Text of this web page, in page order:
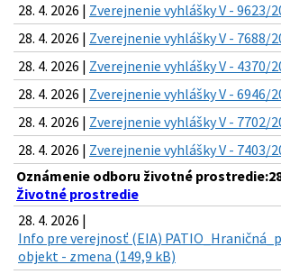
28. 4. 2026 | Zverejnenie vyhlášky V - 9623/
28. 4. 2026 | Zverejnenie vyhlášky V - 7688/
28. 4. 2026 | Zverejnenie vyhlášky V - 4370/
28. 4. 2026 | Zverejnenie vyhlášky V - 6946/
28. 4. 2026 | Zverejnenie vyhlášky V - 7702/
28. 4. 2026 | Zverejnenie vyhlášky V - 7403/
Oznámenie odboru životné
Životné prostredie
28. 4. 2026 |
Info pre verejnosť (EIA)
objekt - zmena (149,9 kB)